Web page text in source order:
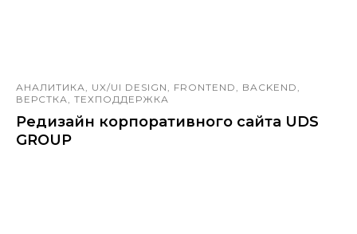
АНАЛИТИКА, UX/UI DESIGN, FRONTEND, BACKEND,
ВЕРСТКА, ТЕХПОДДЕРЖКА
Редизайн корпоративного сайта UDS
GROUP